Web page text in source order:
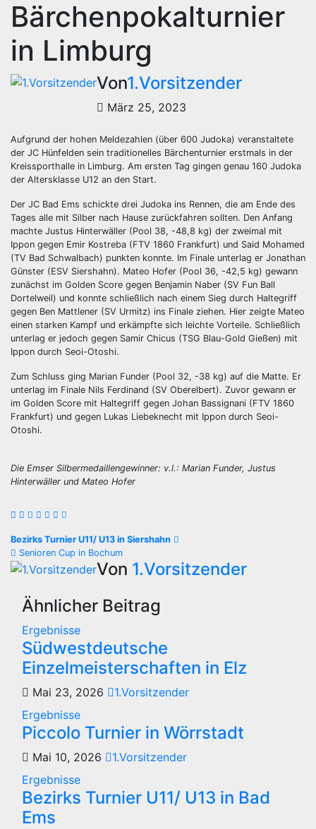
Bärchenpokalturnier
in Limburg
Von1.Vorsitzender
März 25, 2023
Aufgrund der hohen Meldezahlen (über 600 Judoka) veranstaltete
der JC Hünfelden sein traditionelles Bärchenturnier erstmals in der
Kreissporthalle in Limburg. Am ersten Tag gingen genau 160 Judoka
der Altersklasse U12 an den Start.
Der JC Bad Ems schickte drei Judoka ins Rennen, die am Ende des
Tages alle mit Silber nach Hause zurückfahren sollten. Den Anfang
machte Justus Hinterwäller (Pool 38, -48,8 kg) der zweimal mit
Ippon gegen Emir Kostreba (FTV 1860 Frankfurt) und Said Mohamed
(TV Bad Schwalbach) punkten konnte. Im Finale unterlag er Jonathan
Günster (ESV Siershahn). Mateo Hofer (Pool 36, -42,5 kg) gewann
zunächst im Golden Score gegen Benjamin Naber (SV Fun Ball
Dortelweil) und konnte schließlich nach einem Sieg durch Haltegriff
gegen Ben Mattlener (SV Urmitz) ins Finale ziehen. Hier zeigte Mateo
einen starken Kampf und erkämpfte sich leichte Vorteile. Schließlich
unterlag er jedoch gegen Samir Chicus (TSG Blau-Gold Gießen) mit
Ippon durch Seoi-Otoshi.
Zum Schluss ging Marian Funder (Pool 32, -38 kg) auf die Matte. Er
unterlag im Finale Nils Ferdinand (SV Oberelbert). Zuvor gewann er
im Golden Score mit Haltegriff gegen Johan Bassignani (FTV 1860
Frankfurt) und gegen Lukas Liebeknecht mit Ippon durch Seoi-
Otoshi.
Die Emser Silbermedaillengewinner: v.l.: Marian Funder, Justus
Hinterwäller und Mateo Hofer
Beitragsnavigation
Bezirks Turnier U11/ U13 in Siershahn
Senioren Cup in Bochum
Von 1.Vorsitzender
Ähnlicher Beitrag
Ergebnisse
Südwestdeutsche
Einzelmeisterschaften in Elz
Mai 23, 2026
1.Vorsitzender
Ergebnisse
Piccolo Turnier in Wörrstadt
Mai 10, 2026
1.Vorsitzender
Ergebnisse
Bezirks Turnier U11/ U13 in Bad
Ems